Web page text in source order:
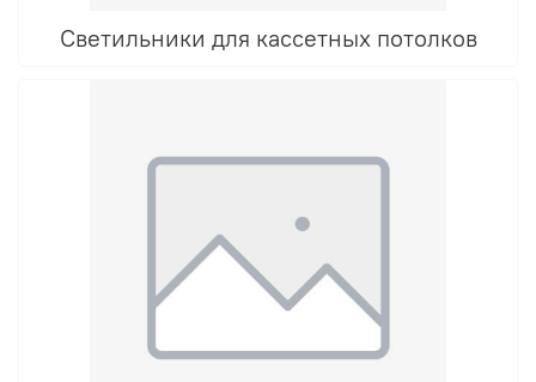
Светильники для кассетных потолков